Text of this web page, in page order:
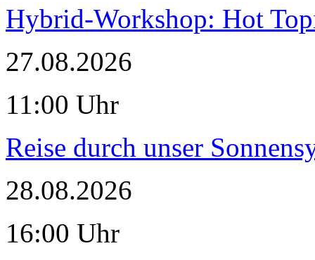
Hybrid-Workshop: Hot
27.08.2026
11:00 Uhr
Reise durch unser
28.08.2026
16:00 Uhr